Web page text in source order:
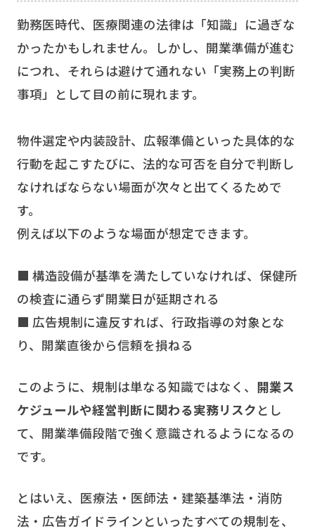
勤務医時代、医療関連の法律は「知識」に過ぎな
かったかもしれません。しかし、開業準備が進む
につれ、それらは避けて通れない「実務上の判断
事項」として目の前に現れます。
物件選定や内装設計、広報準備といった具体的な
行動を起こすたびに、法的な可否を自分で判断し
なければならない場面が次々と出てくるためで
す。
例えば以下のような場面が想定できます。
■ 構造設備が基準を満たしていなければ、保健所
の検査に通らず開業日が延期される
■ 広告規制に違反すれば、行政指導の対象とな
り、開業直後から信頼を損ねる
このように、規制は単なる知識ではなく、 開業ス
ケジュールや経営判断に関わる実務リスク とし
て、開業準備段階で強く意識されるようになるの
です。
とはいえ、医療法・医師法・建築基準法・消防
法・広告ガイドラインといったすべての規制を、